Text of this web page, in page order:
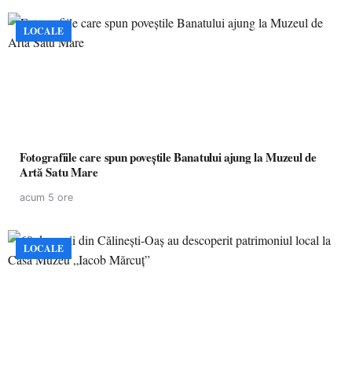
LOCALE
Fotografiile care spun poveștile Banatului ajung la Muzeul de
Artă Satu Mare
acum 5 ore
LOCALE